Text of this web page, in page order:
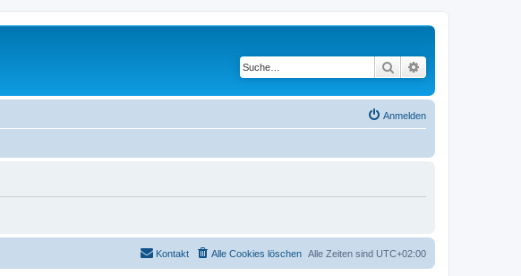
Suche
Anmelden
Alle Zeiten sind UTC+02:00
Alle Cookies löschen
Kontakt